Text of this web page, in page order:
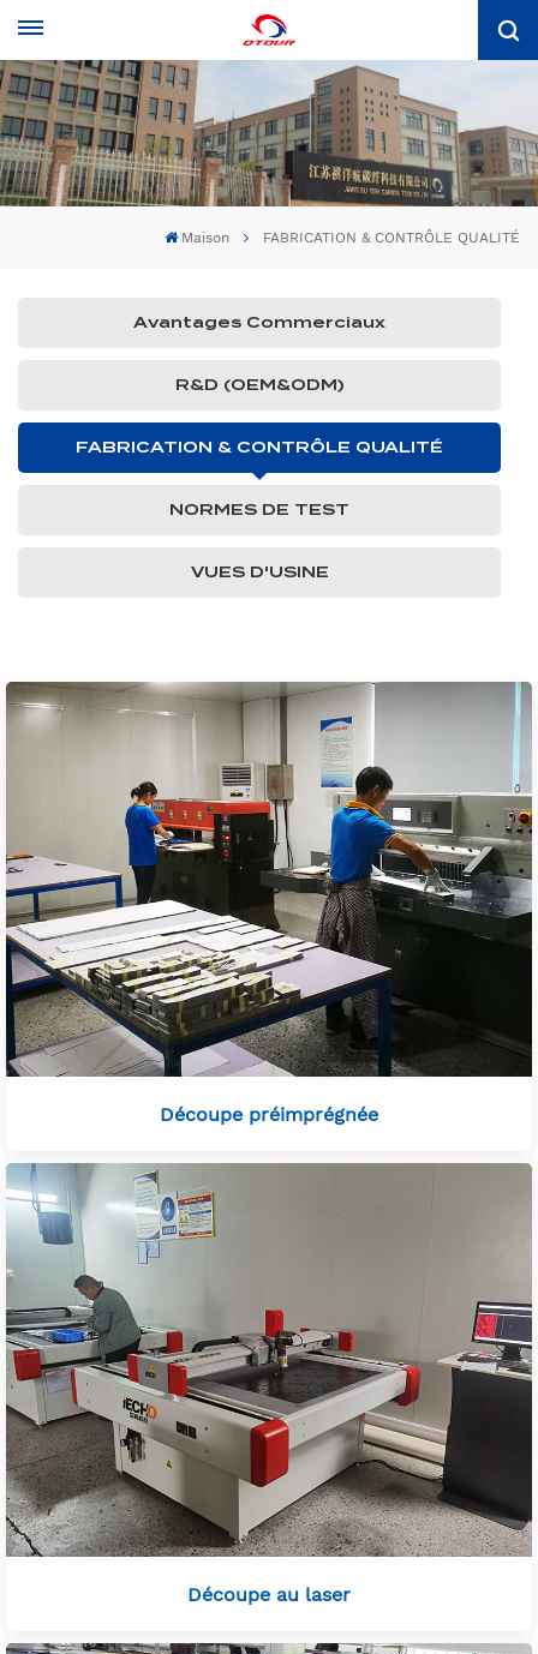
Maison FABRICATION & CONTRÔLE QUALITÉ
Avantages Commerciaux
R&D (OEM&ODM)
FABRICATION & CONTRÔLE QUALITÉ
NORMES DE TEST
VUES D'USINE
Découpe préimprégnée
Découpe au laser